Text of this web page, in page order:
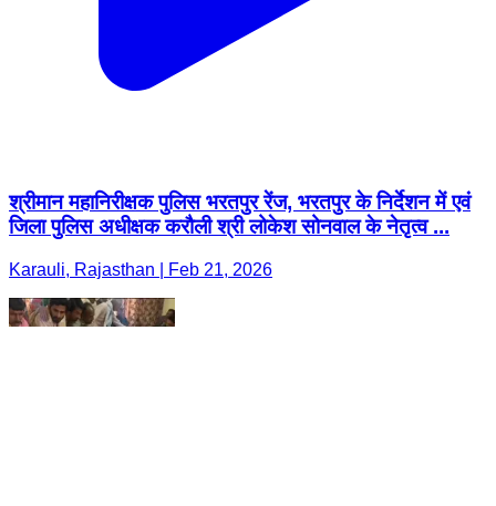
श्रीमान महानिरीक्षक पुलिस भरतपुर रेंज, भरतपुर के निर्देशन में एवं
जिला पुलिस अधीक्षक करौली श्री लोकेश सोनवाल के नेतृत्व ...
Karauli, Rajasthan | Feb 21, 2026